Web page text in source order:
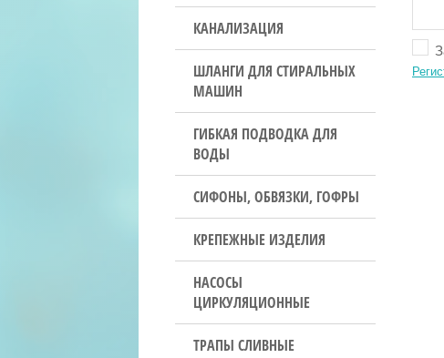
КАНАЛИЗАЦИЯ
ШЛАНГИ ДЛЯ СТИРАЛЬНЫХ
МАШИН
ГИБКАЯ ПОДВОДКА ДЛЯ
ВОДЫ
СИФОНЫ, ОБВЯЗКИ, ГОФРЫ
КРЕПЕЖНЫЕ ИЗДЕЛИЯ
НАСОСЫ
ЦИРКУЛЯЦИОННЫЕ
ТРАПЫ СЛИВНЫЕ